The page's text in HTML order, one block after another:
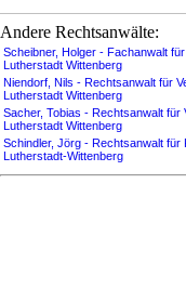
Andere Rechtsanwälte:
Scheibner, Holger - Fachanwalt
Lutherstadt Wittenberg
Niendorf, Nils - Rechtsanwalt für
Lutherstadt Wittenberg
Sacher, Tobias - Rechtsanwalt für
Lutherstadt Wittenberg
Schindler, Jörg - Rechtsanwalt für
Lutherstadt-Wittenberg